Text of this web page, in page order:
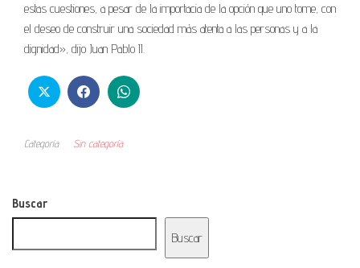
estas cuestiones, a pesar de la importacia de la opción que uno tome, con
el deseo de construir una sociedad más atenta a las personas y a la
dignidad», dijo Juan Pablo II.
Categoría Sin categoría
Buscar
Buscar